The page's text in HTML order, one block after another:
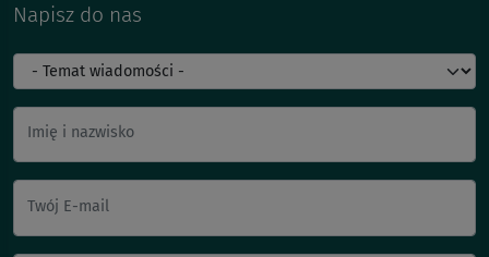
Napisz do nas
Imię i nazwisko
Twój E-mail